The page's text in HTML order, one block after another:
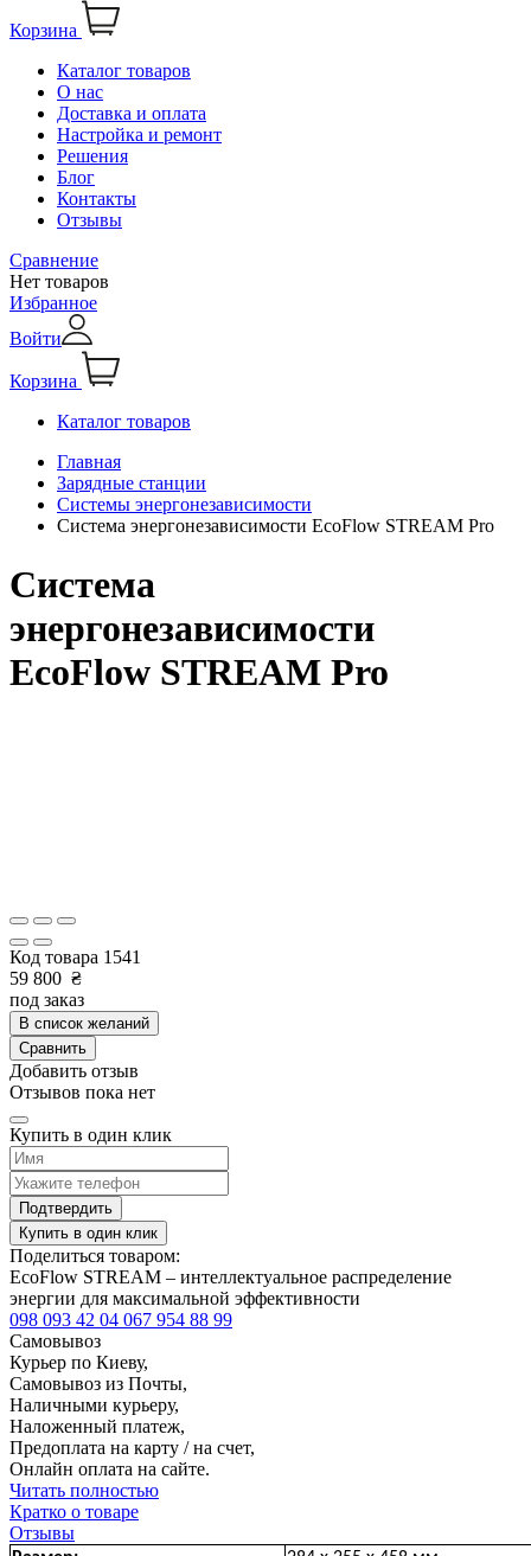
Корзина
Каталог товаров
О нас
Доставка и оплата
Настройка и ремонт
Решения
Блог
Контакты
Отзывы
Сравнение
Нет товаров
Избранное
Войти
Корзина
Каталог товаров
Главная
Зарядные станции
Системы энергонезависимости
Система энергонезависимости EcoFlow STREAM Pro
Система
энергонезависимости
EcoFlow STREAM Pro
Код товара 1541
59 800 ₴
под заказ
В список желаний
Сравнить
Добавить отзыв
Отзывов пока нет
Купить в один клик
Подтвердить
Купить в один клик
Поделиться товаром:
EcoFlow STREAM – интеллектуальное распределение
энергии для максимальной эффективности
098 093 42 04 067 954 88 99
Самовывоз
Курьер по Киеву,
Самовывоз из Почты,
Наличными курьеру,
Наложенный платеж,
Предоплата на карту / на счет,
Онлайн оплата на сайте.
Читать полностью
Кратко о товаре
Отзывы